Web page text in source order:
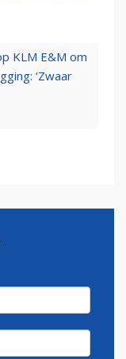
KLM E&M om
‘Zwaar